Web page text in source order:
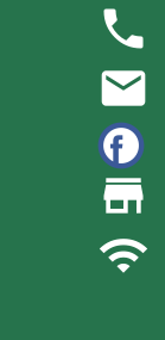
phone
email
store
wifi